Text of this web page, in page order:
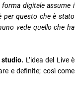
digitale assume i
per questo che è stato
vede quello che ha
L’idea del Live è
e definite; così come